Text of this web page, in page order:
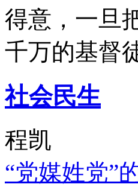
得意，一旦
千万的基督
社会民生
程凯
“党媒姓党”